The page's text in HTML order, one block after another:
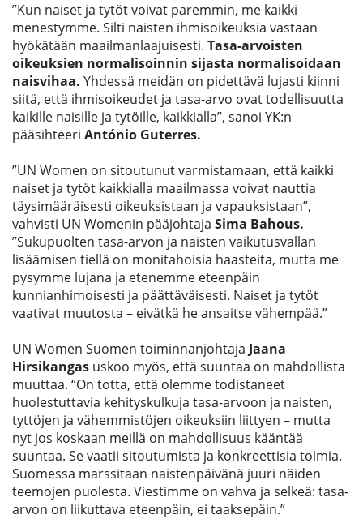
”Kun naiset ja tytöt voivat paremmin, me kaikki
menestymme. Silti naisten ihmisoikeuksia vastaan
hyökätään maailmanlaajuisesti. Tasa-arvoisten
oikeuksien normalisoinnin sijasta normalisoidaan
naisvihaa. Yhdessä meidän on pidettävä lujasti kiinni
siitä, että ihmisoikeudet ja tasa-arvo ovat todellisuutta
kaikille naisille ja tytöille, kaikkialla”, sanoi YK:n
pääsihteeri António Guterres.
”UN Women on sitoutunut varmistamaan, että kaikki
naiset ja tytöt kaikkialla maailmassa voivat nauttia
täysimääräisesti oikeuksistaan ja vapauksistaan”,
vahvisti UN Womenin pääjohtaja Sima Bahous.
”Sukupuolten tasa-arvon ja naisten vaikutusvallan
lisäämisen tiellä on monitahoisia haasteita, mutta me
pysymme lujana ja etenemme eteenpäin
kunnianhimoisesti ja päättäväisesti. Naiset ja tytöt
vaativat muutosta – eivätkä he ansaitse vähempää.”
UN Women Suomen toiminnanjohtaja Jaana
Hirsikangas uskoo myös, että suuntaa on mahdollista
muuttaa. “On totta, että olemme todistaneet
huolestuttavia kehityskulkuja tasa-arvoon ja naisten,
tyttöjen ja vähemmistöjen oikeuksiin liittyen – mutta
nyt jos koskaan meillä on mahdollisuus kääntää
suuntaa. Se vaatii sitoutumista ja konkreettisia toimia.
Suomessa marssitaan naistenpäivänä juuri näiden
teemojen puolesta. Viestimme on vahva ja selkeä: tasa-
arvon on liikuttava eteenpäin, ei taaksepäin.”